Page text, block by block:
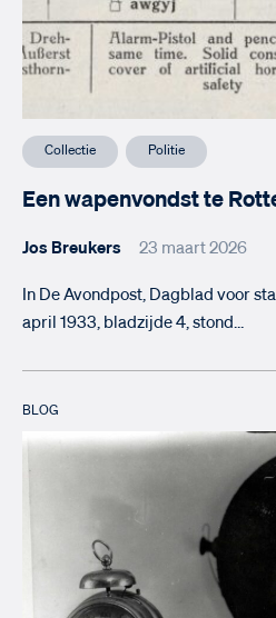
Collectie Politie
Een wapenvondst te
Jos Breukers 23 maart 2026
In De Avondpost, Dagblad voor
april 1933, bladzijde 4, stond…
BLOG